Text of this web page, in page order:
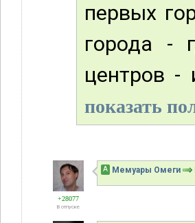
первых
города -
центров -
показать
+28077
В отпуске
А Мемуары Омеги